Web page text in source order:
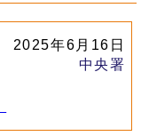
2025年6月16日
中央署